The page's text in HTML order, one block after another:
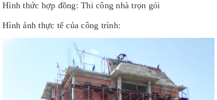
Hình thức hợp đồng: Thi công nhà trọn gói
Hình ảnh thực tế của công trình: